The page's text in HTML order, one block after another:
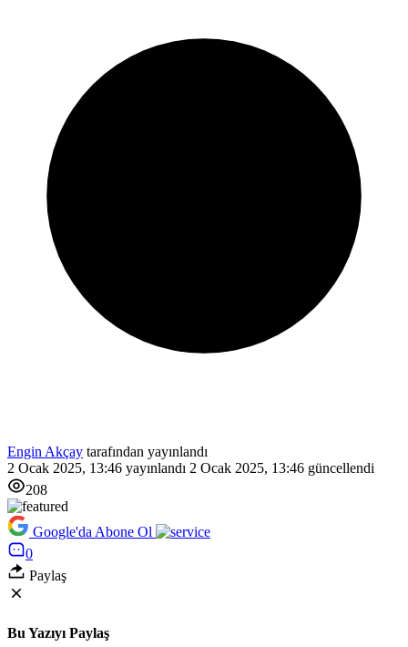
Engin Akçay tarafından yayınlandı
2 Ocak 2025, 13:46 yayınlandı 2 Ocak 2025, 13:46 güncellendi
208
Google'da Abone Ol
0
Paylaş
Bu Yazıyı Paylaş